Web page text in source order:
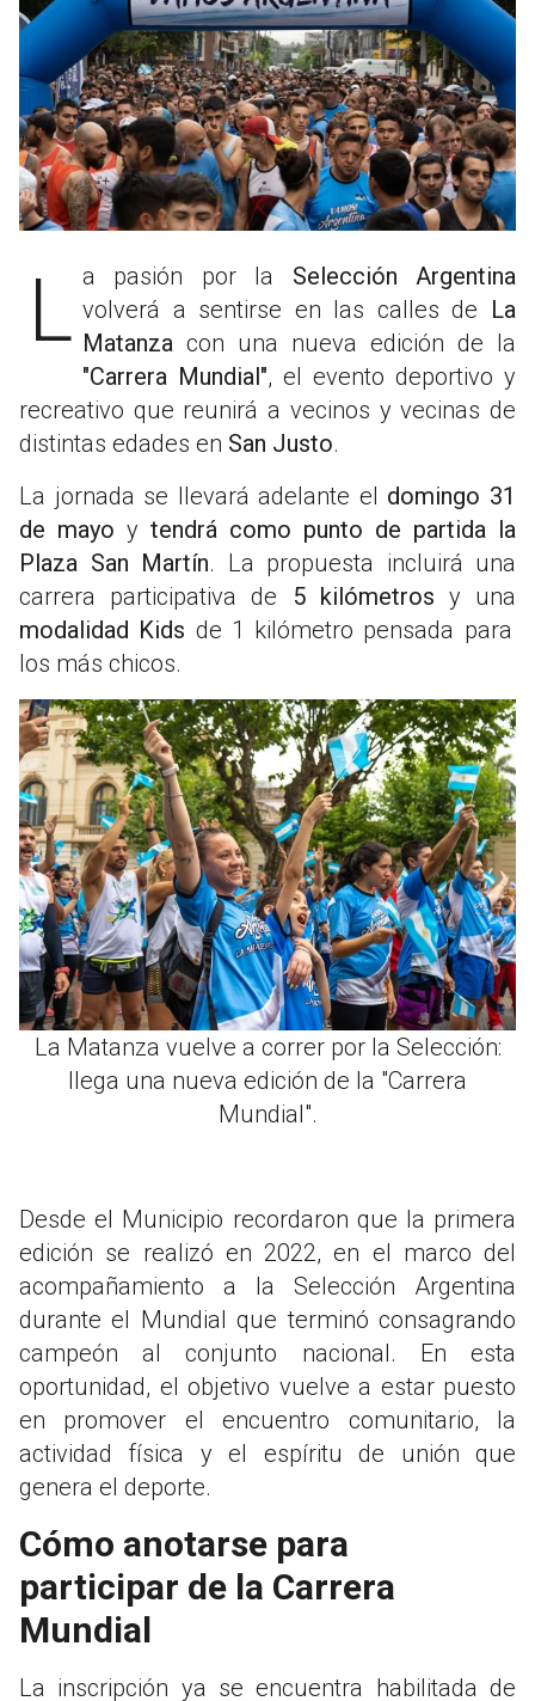
La pasión por la Selección Argentina
volverá a sentirse en las calles de La
Matanza con una nueva edición de la
"Carrera Mundial", el evento deportivo y
recreativo que reunirá a vecinos y vecinas de
distintas edades en San Justo.
La jornada se llevará adelante el domingo 31
de mayo y tendrá como punto de partida la
Plaza San Martín. La propuesta incluirá una
carrera participativa de
5 kilómetros y una
modalidad Kids de 1 kilómetro pensada para
los más chicos.
La Matanza vuelve a correr por la Selección:
llega una nueva edición de la "Carrera
Mundial".
Desde el Municipio recordaron que la primera
edición se realizó en 2022, en el marco del
acompañamiento a la Selección Argentina
durante el Mundial que terminó consagrando
campeón al conjunto nacional. En esta
oportunidad, el objetivo vuelve a estar puesto
en promover el encuentro comunitario, la
actividad física y el espíritu de unión que
genera el deporte.
Cómo anotarse para
participar de la Carrera
Mundial
La inscripción ya se encuentra habilitada de